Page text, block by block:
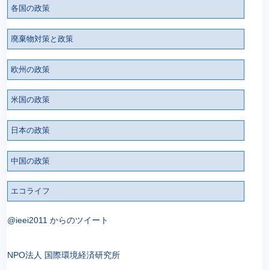
各国の政策
廃棄物対策と政策
欧州の政策
米国の政策
日本の政策
中国の政策
エコライフ
@ieei2011 からのツイート
NPO法人 国際環境経済研究所